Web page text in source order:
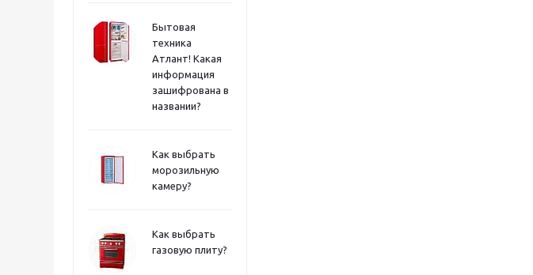
Бытовая
техника
Атлант! Какая
информация
зашифрована в
названии?
Как выбрать
морозильную
камеру?
Как выбрать
газовую плиту?